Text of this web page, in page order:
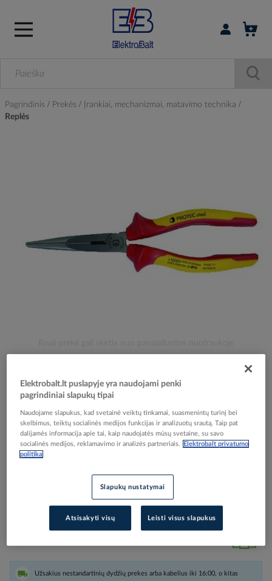
Prisijungti /
Pagrindinis Prekės
Įrankiai, mechanizmai, matavimo technika
Replės
to
beginning
images
gallery
Replės telefoninės tiesios 200mm 1000V PVDE-T1 -
PROTEC
Elektrobalt prekės kodas
069856
EAN kodas
4016705130122
Gamintojo prekės kodas
05103012
Prisijunkite, norėdami pamatyti kainas
Įtraukti į palyginimą
Užsakius nestandartinių dydžių prekes arba kabelius iki 16:00, o kitas
Elektrobalt.lt puslapyje yra naudojami penki
pagrindiniai slapukų tipai
Naudojame slapukus, kad svetainė veiktų tinkamai, suasmenintų turinį bei
skelbimus, teiktų socialinės medijos funkcijas ir analizuotų srautą. Taip pat
dalijamės informacija apie tai, kaip naudojatės mūsų svetaine, su savo
socialinės medijos, reklamavimo ir analizės partneriais.
Elektrobalt privatumo
politika
Slapukų nustatymai
Atsisakyti visų Leisti visus slapukus